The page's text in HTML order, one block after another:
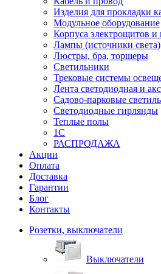
Изделия для прокладки
Модульное оборудование
Корпуса электрощитов
Лампы (источники света)
Люстры, бра, торшеры
Светильники
Трековые системы
Лента светодиодная и
Садово-парковые
Светодиодные гирлянды
Теплые полы
1С
РАСПРОДАЖА
Акции
Оплата
Доставка
Гарантии
Блог
Контакты
Розетки, выключатели
Выключатели